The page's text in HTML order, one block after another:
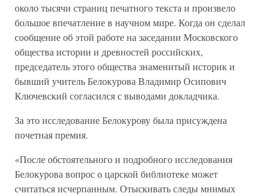
около тысячи страниц печатного текста и произвело
большое впечатление в научном мире. Когда он сделал
сообщение об этой работе на заседании Московского
общества истории и древностей российских,
председатель этого общества знаменитый историк и
бывший учитель Белокурова Владимир Осипович
Ключевский согласился с выводами докладчика.
За это исследование Белокурову была присуждена
почетная премия.
«После обстоятельного и подробного исследования
Белокурова вопрос о царской библиотеке может
считаться исчерпанным. Отыскивать следы мнимых